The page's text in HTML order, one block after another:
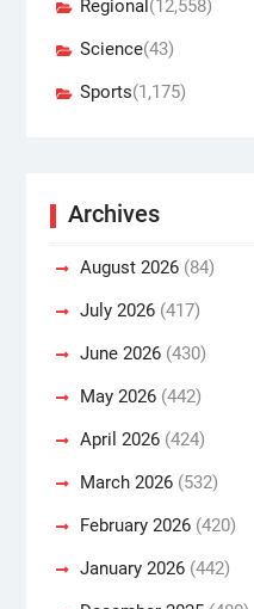
Regional (12,558)
Science(43)
Sports(1,175)
Archives
August 2026(84)
July 2026(417)
June 2026(430)
May 2026(442)
April 2026(424)
March 2026(532)
February 2026(420)
January 2026(442)